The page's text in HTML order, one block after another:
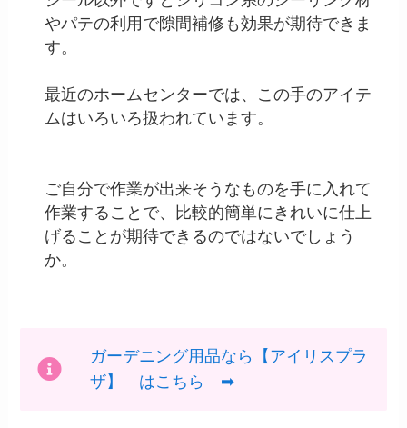
やパテの利用で隙間補修も効果が期待できま
す。
最近のホームセンターでは、この手のアイテ
ムはいろいろ扱われています。
ご自分で作業が出来そうなものを手に入れて
作業することで、比較的簡単にきれいに仕上
げることが期待できるのではないでしょう
か。
ガーデニング用品なら【アイリスプラ
ザ】 はこちら ➡